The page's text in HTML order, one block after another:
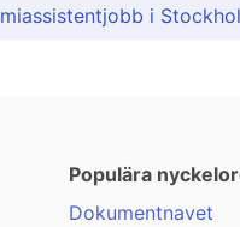
i
Populära
Dokumentnavet